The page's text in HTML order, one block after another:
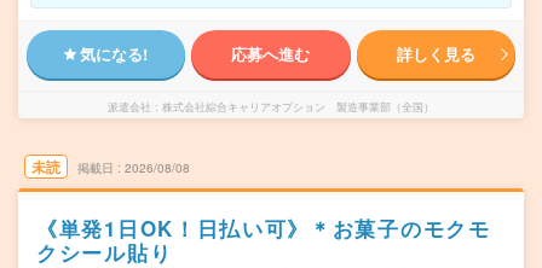
気になる! 応募へ進む 詳しく見る
派遣会社 株式会社綜合キャリアオプション 製造事業部（全国）
未読 掲載日 2026/08/08
《単発1日OK！日払い可》＊お菓子のモクモ
クシール貼り